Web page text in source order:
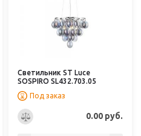
Светильник ST Luce
SOSPIRO SL432.703.05
Под заказ
0.00 руб.